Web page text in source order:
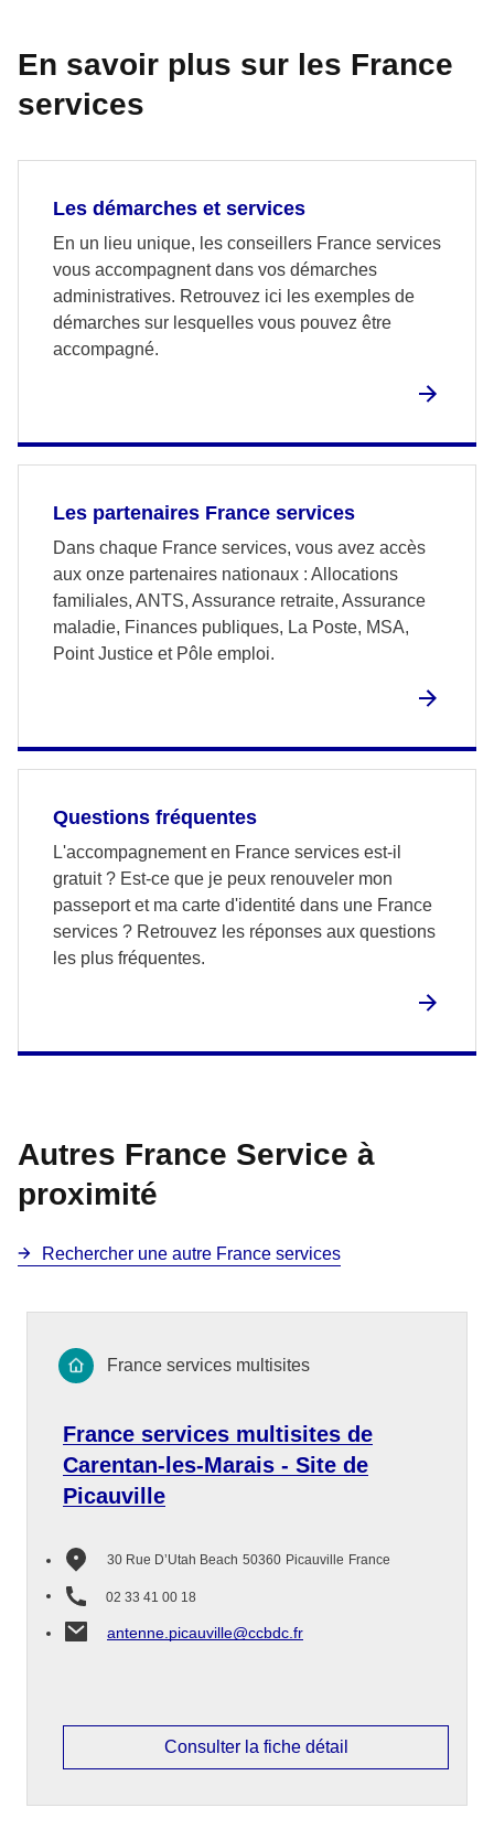
En savoir plus sur les France
services
Les démarches et services
En un lieu unique, les conseillers France services
vous accompagnent dans vos démarches
administratives. Retrouvez ici les exemples de
démarches sur lesquelles vous pouvez être
accompagné.
Les partenaires France services
Dans chaque France services, vous avez accès
aux onze partenaires nationaux : Allocations
familiales, ANTS, Assurance retraite, Assurance
maladie, Finances publiques, La Poste, MSA,
Point Justice et Pôle emploi.
Questions fréquentes
L'accompagnement en France services est-il
gratuit ? Est-ce que je peux renouveler mon
passeport et ma carte d'identité dans une France
services ? Retrouvez les réponses aux questions
les plus fréquentes.
Autres France Service à
proximité
Rechercher une autre France services
France services multisites de
Carentan-les-Marais - Site de
Picauville
30 Rue D’Utah Beach 50360 Picauville France
02 33 41 00 18
antenne.picauville@ccbdc.fr
France services multisites
Consulter la fiche détail